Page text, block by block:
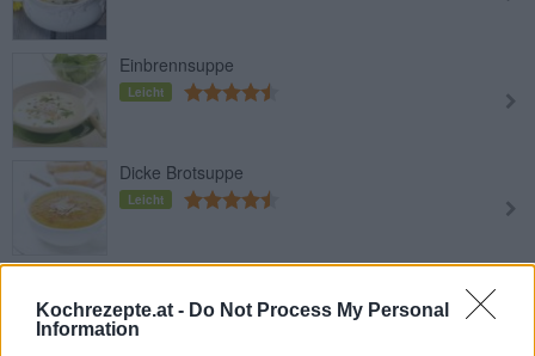
Kochrezepte.at - Do Not Process My Personal
Information
Einbrennsuppe
Leicht
Dicke Brotsuppe
Leicht
Bissara
Leicht